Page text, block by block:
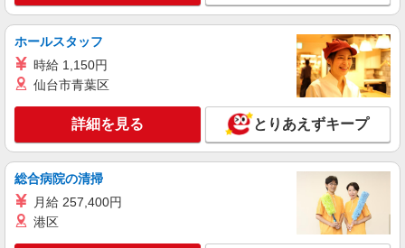
ホールスタッフ
時給 1,150円
仙台市青葉区
詳細を見る とりあえずキープ
総合病院の清掃
月給 257,400円
港区